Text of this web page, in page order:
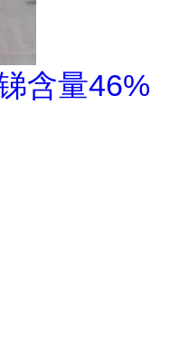
含量46%